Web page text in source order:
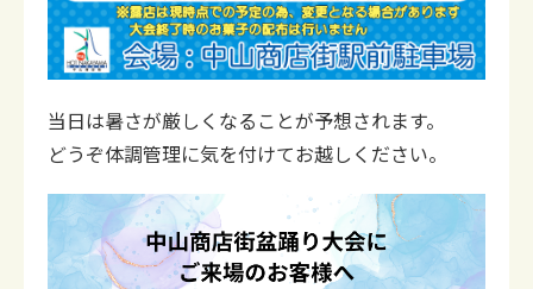
当日は暑さが厳しくなることが予想されます。
どうぞ体調管理に気を付けてお越しください。